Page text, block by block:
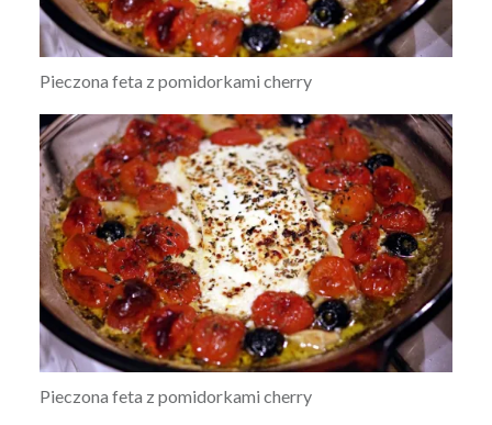
Pieczona feta z pomidorkami cherry
Pieczona feta z pomidorkami cherry